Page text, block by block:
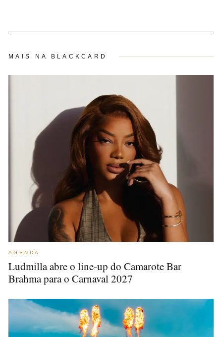
MAIS NA BLACKCARD
AGENDA
Ludmilla abre o line-up do Camarote Bar
Brahma para o Carnaval 2027